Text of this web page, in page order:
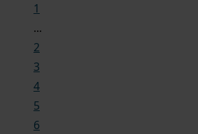
1
...
2
3
4
5
6